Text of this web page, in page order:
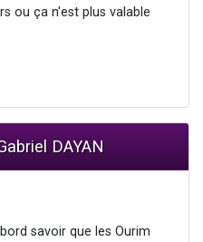
ou ça n'est plus valable
DAYAN
savoir que les Ourim